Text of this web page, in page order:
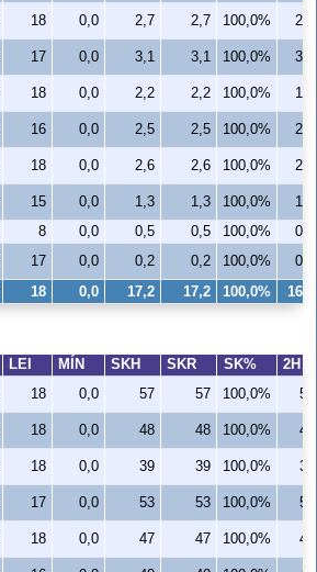
LEI MÍN SKH SKR SK%
2H
18 0,0 57 57 100,0%
57
18 0,0 48 48 100,0%
48
18 0,0 39 39 100,0%
34
17 0,0 53 53 100,0%
52
18 0,0 47 47 100,0%
46
18 0,0 2,7 2,7 100,0%
2,7
17 0,0 3,1 3,1 100,0%
3,1
18 0,0 2,2 2,2 100,0%
1,9
16 0,0 2,5 2,5 100,0%
2,5
18 0,0 2,6 2,6 100,0%
2,6
15 0,0 1,3 1,3 100,0%
1,3
8 0,0 0,5 0,5 100,0%
0,5
17 0,0 0,2 0,2 100,0% 0,1
18 0,0 17,2 17,2 100,0% 16,7